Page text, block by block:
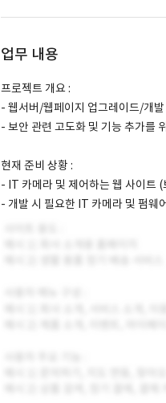
업무 내용
프로젝트 개요 :
- 웹서버/웹페이지 업그레이드/개
- 보안 관련 고도화 및 기능 추가를
현재 준비 상황 :
- IT 카메라 및 제어하는 웹 사이트
- 개발 시 필요한 IT 카메라 및 펌웨